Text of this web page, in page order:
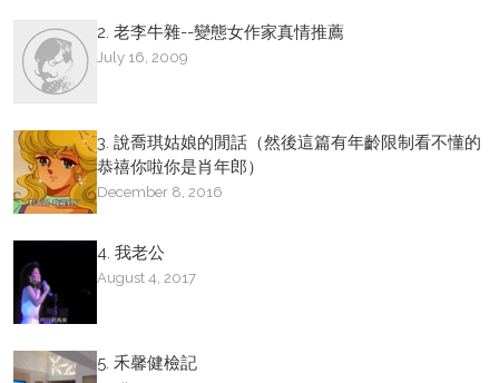
2. 老李牛雜--變態女作家真情推薦
July 16, 2009
3. 說喬琪姑娘的閒話（然後這篇有年齡限制看不懂的
恭禧你啦你是肖年郎）
December 8, 2016
4. 我老公
August 4, 2017
5. 禾馨健檢記